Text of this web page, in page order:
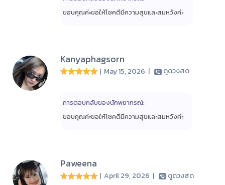
ขอบคุณค่ะขอให้โชคดีมีความสุขและสมหวังค่ะ
Kanyaphagsorn
| May 15, 2026 | ดูดวงสด
การตอบกลับของนักพยากรณ์:
ขอบคุณค่ะขอให้โชคดีมีความสุขและสมหวังค่ะ
Paweena
| April 29, 2026 | ดูดวงสด